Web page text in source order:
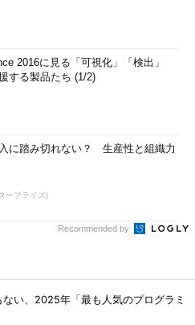
2016に見る「可視化」「検出」
する製品たち (1/2)
に踏み切れない？ 生産性と組織力
ープライズ)
Recommended by
い、2025年「最も人気のプログラミ